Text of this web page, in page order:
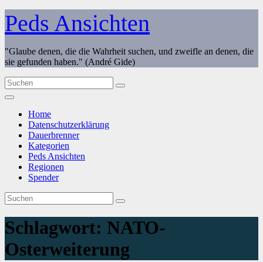
Zum
Inhalt
springen
Peds Ansichten
"Glaube denen, die die Wahrheit suchen, und zweifle an denen, die
sie gefunden haben." (André Gide)
Home
Datenschutzerklärung
Dauerbrenner
Kategorien
Peds Ansichten
Regionen
Spender
Schlagwort: NATO-
Osterweiterung